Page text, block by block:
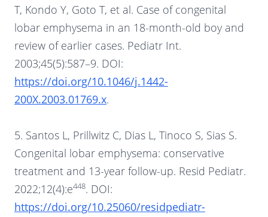
T, Kondo Y, Goto T, et al. Case of congenital
lobar emphysema in an 18-month-old boy and
review of earlier cases. Pediatr Int.
2003;45(5):587–9. DOI:
https://doi.org/10.1046/j.1442-
200X.2003.01769.x.
5. Santos L, Prillwitz C, Dias L, Tinoco S, Sias S.
Congenital lobar emphysema: conservative
treatment and 13-year follow-up. Resid Pediatr.
2022;12(4):e448. DOI:
https://doi.org/10.25060/residpediatr-